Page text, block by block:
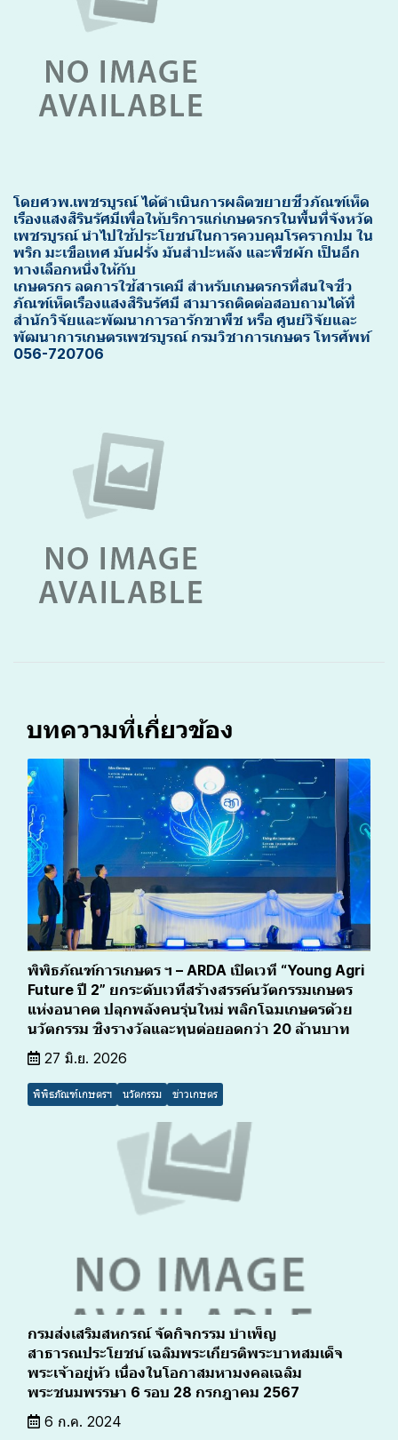
โดยศวพ.เพชรบูรณ์ ได้ดำเนินการผลิตขยายชีวภัณฑ์เห็ด
เรืองแสงสิรินรัศมีเพื่อให้บริการแก่เกษตรกรในพื้นที่จังหวัด
เพชรบูรณ์ นำไปใช้ประโยชน์ในการควบคุมโรครากปม ใน
พริก มะเขือเทศ มันฝรั่ง มันสำปะหลัง และพืชผัก เป็นอีก
ทางเลือกหนึ่งให้กับ
เกษตรกร ลดการใช้สารเคมี สำหรับเกษตรกรที่สนใจชีว
ภัณฑ์เห็ดเรืองแสงสิรินรัศมี สามารถติดต่อสอบถามได้ที่
สำนักวิจัยและพัฒนาการอารักขาพืช หรือ ศูนย์วิจัยและ
พัฒนาการเกษตรเพชรบูรณ์ กรมวิชาการเกษตร โทรศัพท์
056-720706
บทความที่เกี่ยวข้อง
พิพิธภัณฑ์การเกษตร ฯ – ARDA เปิดเวที “Young Agri
Future ปี 2” ยกระดับเวทีสร้างสรรค์นวัตกรรมเกษตร
แห่งอนาคต ปลุกพลังคนรุ่นใหม่ พลิกโฉมเกษตรด้วย
นวัตกรรม ชิงรางวัลและทุนต่อยอดกว่า 20 ล้านบาท
27 มิ.ย. 2026
พิพิธภัณฑ์เกษตรฯ นวัตกรรม ข่าวเกษตร
กรมส่งเสริมสหกรณ์ จัดกิจกรรม บำเพ็ญ
สาธารณประโยชน์ เฉลิมพระเกียรติพระบาทสมเด็จ
พระเจ้าอยู่หัว เนื่องในโอกาสมหามงคลเฉลิม
พระชนมพรรษา 6 รอบ 28 กรกฎาคม 2567
6 ก.ค. 2024